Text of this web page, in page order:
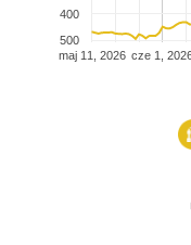
cze 1,
maj 11, 2026
400
500